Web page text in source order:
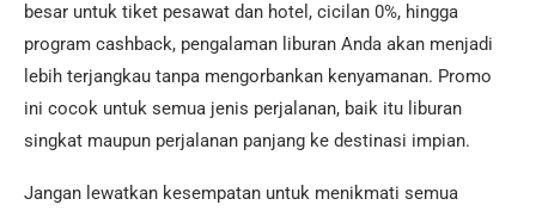
besar untuk tiket pesawat dan hotel, cicilan 0%, hingga
program cashback, pengalaman liburan Anda akan menjadi
lebih terjangkau tanpa mengorbankan kenyamanan. Promo
ini cocok untuk semua jenis perjalanan, baik itu liburan
singkat maupun perjalanan panjang ke destinasi impian.
Jangan lewatkan kesempatan untuk menikmati semua